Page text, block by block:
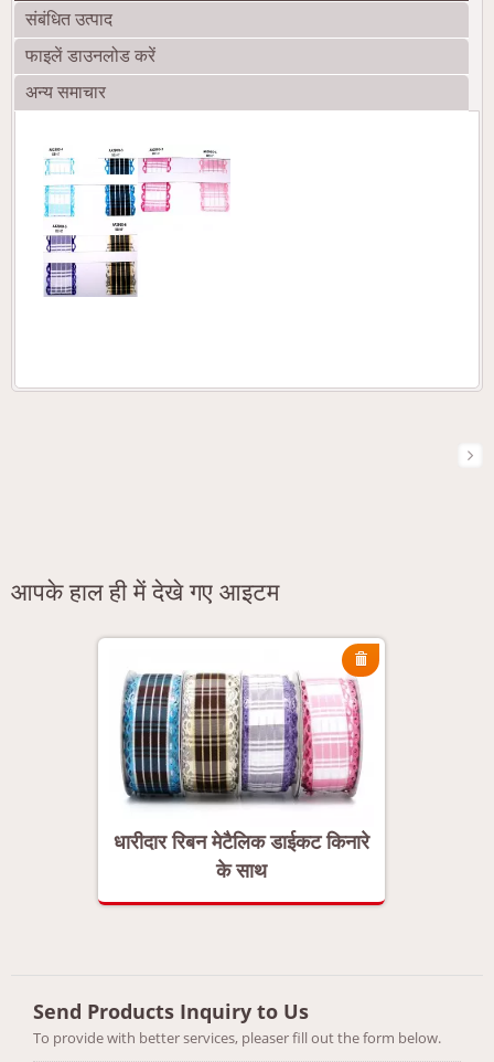
संबंधित उत्पाद
फाइलें डाउनलोड करें
अन्य समाचार
आपके हाल ही में देखे गए आइटम
धारीदार रिबन मेटैलिक डाईकट किनारे
के साथ